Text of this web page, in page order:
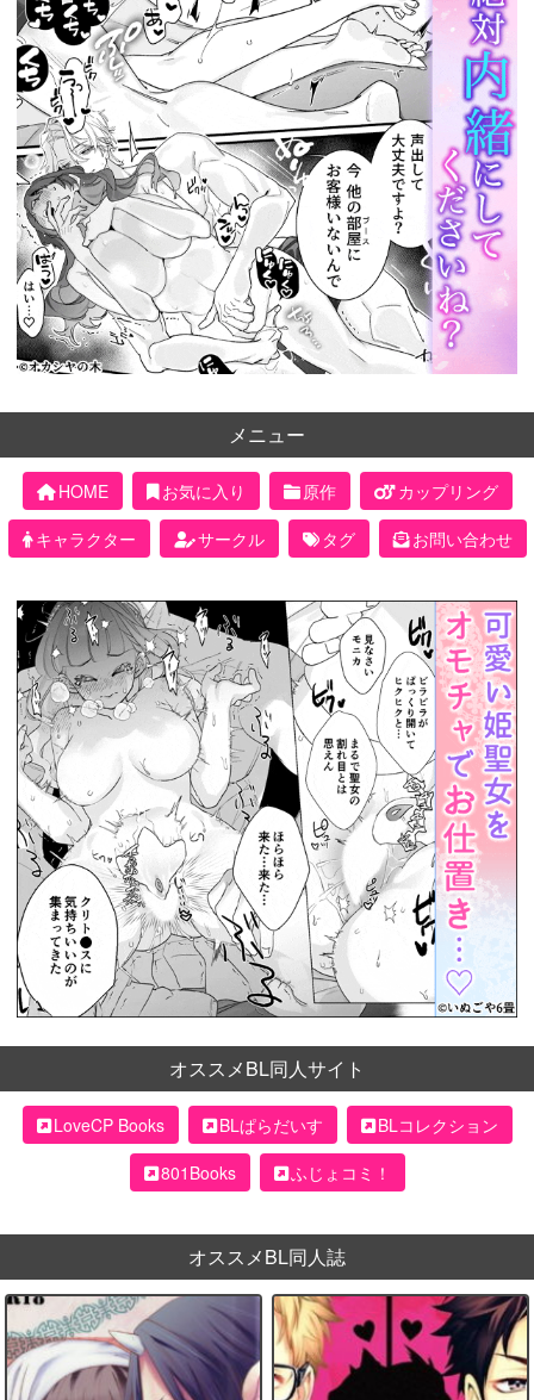
メニュー
HOME お気に入り 原作
カップリング
キャラクター
サークル タグ お問い合わせ
オススメBL同人サイト
LoveCP Books BLぱらだいす
BLコレクション
801Books
ふじょコミ！
オススメBL同人誌